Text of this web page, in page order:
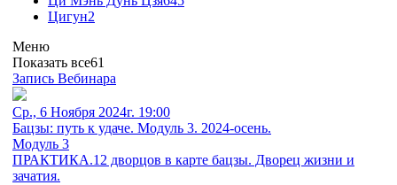
Цигун2
Меню
Показать все61
Запись Вебинара
Ср., 6 Ноября 2024г. 19:00
Бацзы: путь к удаче. Модуль 3. 2024-осень.
Модуль 3
ПРАКТИКА.12 дворцов в карте бацзы. Дворец жизни и
зачатия.